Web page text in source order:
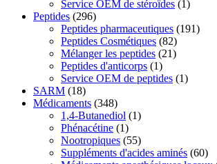
Service OEM de stéroïdes (1)
Peptides (296)
Peptides pharmaceutiques (191)
Peptides Cosmétiques (82)
Mélanger les peptides (21)
Peptides d'anticorps (1)
Service OEM de peptides (1)
SARM (18)
Médicaments (348)
1,4-Butanediol (1)
Phénacétine (1)
Nootropiques (55)
Suppléments d'acides aminés (60)